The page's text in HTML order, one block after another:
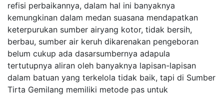
refisi perbaikannya, dalam hal ini banyaknya
kemungkinan dalam medan suasana mendapatkan
keterpurukan sumber airyang kotor, tidak bersih,
berbau, sumber air keruh dikarenakan pengeboran
belum cukup ada dasarsumbernya adapula
tertutupnya aliran oleh banyaknya lapisan-lapisan
dalam batuan yang terkelola tidak baik, tapi di Sumber
Tirta Gemilang memiliki metode pas untuk